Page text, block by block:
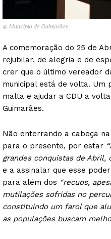
© Muncípio de Guimarães
A comemoração do 25 de
rejubilar, de alegria e de
crer que o último vereador
municipal está de volta. Um
malta e ajudar a CDU a
Guimarães.
Não enterrando a cabeça
para o presente, por estar
grandes conquistas de Abril,
e a assinalar que esse
para além dos “recuos,
mutilações sofridas no
constituindo um farol que
as populações buscam